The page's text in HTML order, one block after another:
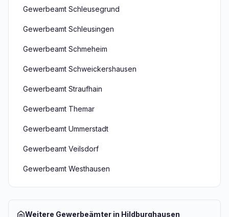
Gewerbeamt Schleusegrund
Gewerbeamt Schleusingen
Gewerbeamt Schmeheim
Gewerbeamt Schweickershausen
Gewerbeamt Straufhain
Gewerbeamt Themar
Gewerbeamt Ummerstadt
Gewerbeamt Veilsdorf
Gewerbeamt Westhausen
Weitere Gewerbeämter in Hildburghausen